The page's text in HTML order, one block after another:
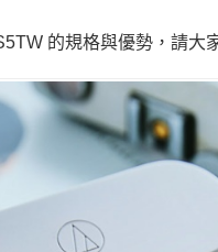
的規格與優勢，請大